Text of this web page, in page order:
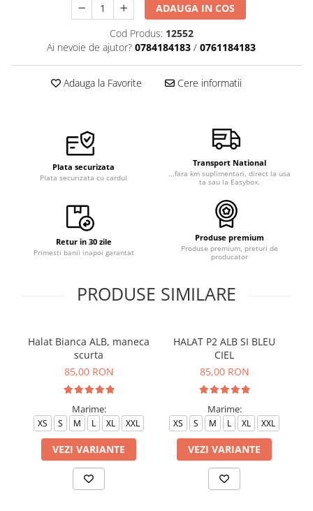
ADAUGA IN COS
Cod Produs: 12552
Ai nevoie de ajutor? 0784184183 / 0761184183
Adauga la Favorite Cere informatii
Plata securizata
Plata securizata cu cardul
Transport National
...fara km suplimentari, direct la usa
ta sau la Easybox.
Retur in 30 zile
Primesti banii inapoi garantat
Produse premium
Produse premium, preturi de
producator
PRODUSE SIMILARE
Halat Bianca ALB, maneca
scurta
85,00 RON
Marime:
XS S M L XL XXL
VEZI VARIANTE
HALAT P2 ALB SI BLEU
CIEL
85,00 RON
Marime:
XS S M L XL XXL
VEZI VARIANTE